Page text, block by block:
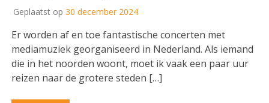
Geplaatst op 30 december 2024
Er worden af en toe fantastische concerten met
mediamuziek georganiseerd in Nederland. Als iemand
die in het noorden woont, moet ik vaak een paar uur
reizen naar de grotere steden […]